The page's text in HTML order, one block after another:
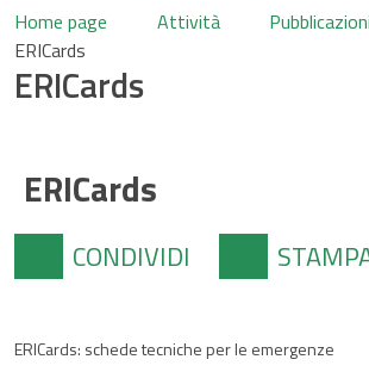
Home page Attività
ERICards
ERICards
ERICards
CONDIVIDI
ERICards: schede tecniche per le emergenze